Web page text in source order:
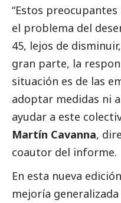
“Estos
el problema del
45, lejos de
gran parte, la
situación es de las
adoptar medidas ni
ayudar a este
Martín Cavanna,
coautor del informe.
En esta nueva
mejoría